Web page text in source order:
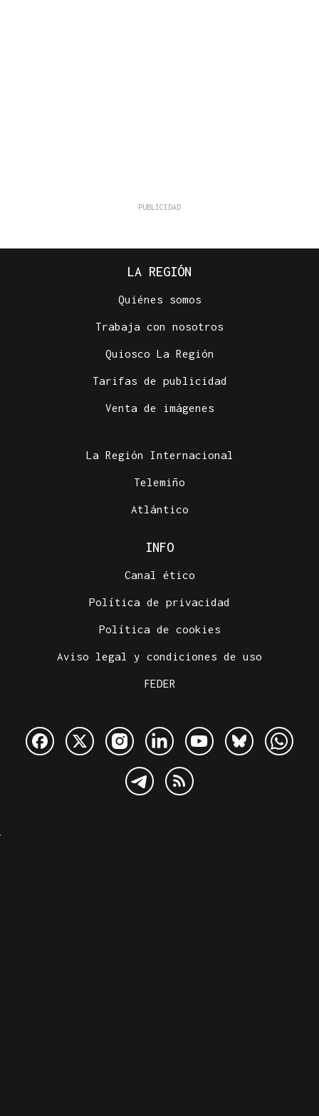
LA REGIÓN
Quiénes somos
Trabaja con nosotros
Quiosco La Región
Tarifas de publicidad
Venta de imágenes
La Región Internacional
Telemiño
Atlántico
INFO
Canal ético
Política de privacidad
Política de cookies
Aviso legal y condiciones de uso
FEDER